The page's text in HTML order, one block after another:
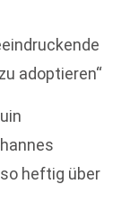
adoptieren“
heftig über